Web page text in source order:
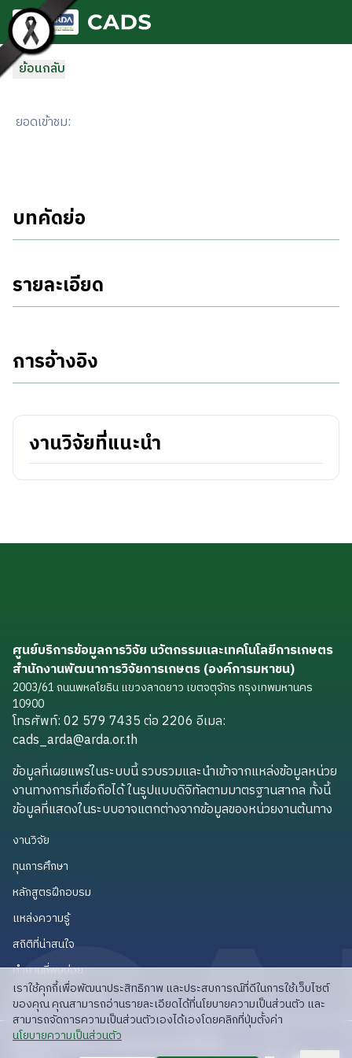
ข้ามไปยังเนื้อหาหลัก
ย้อนกลับ
ยอดเข้าชม:
บทคัดย่อ
รายละเอียด
การอ้างอิง
งานวิจัยที่แนะนำ
ศูนย์บริการข้อมูลการวิจัย นวัตกรรมและเทคโนโลยีการเกษตร
สำนักงานพัฒนาการวิจัยการเกษตร (องค์การมหาชน)
2003/61 ถนนพหลโยธิน แขวงลาดยาว เขตจตุจักร กรุงเทพมหานคร
10900
โทรศัพท์: 02 579 7435 ต่อ 2206 อีเมล:
cads_arda@arda.or.th
ข้อมูลที่เผยแพร่ในระบบนี้ รวบรวมและนำเข้าจากแหล่งข้อมูลหน่วย
งานทางการที่เชื่อถือได้ ในรูปแบบดิจิทัลตามมาตรฐานสากล ทั้งนี้
ข้อมูลที่แสดงในระบบอาจแตกต่างจากข้อมูลของหน่วยงานต้นทาง
งานวิจัย
ทุนการศึกษา
หลักสูตรฝึกอบรม
แหล่งความรู้แหล่งความรู้
สถิติที่น่าสนใจ
คำถามที่พบบ่อยคำถามที่พบบ่อย
API สำหรับนักพัฒนาAPI สำหรับนักพัฒนา
ลิขสิทธิ์ © 2025 สวก: สำนักงานพัฒนาการวิจัย
เราใช้คุกกี้เพื่อพัฒนาประสิทธิภาพ และประสบการณ์ที่ดีในการใช้เว็บไซต์
ของคุณ คุณสามารถอ่านรายละเอียดได้ที่นโยบายความเป็นส่วนตัว และ
สามารถจัดการความเป็นส่วนตัวเองได้เองโดยคลิกที่ปุ่มตั้งค่า
read privacy policy
นโยบายความเป็นส่วนตัว